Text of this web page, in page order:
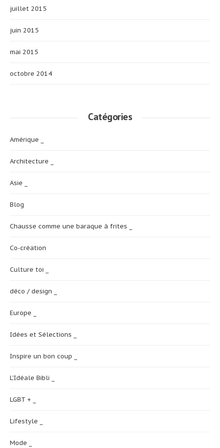
juillet 2015
juin 2015
mai 2015
octobre 2014
Catégories
Amérique _
Architecture _
Asie _
Blog
Chausse comme une baraque à frites _
Co-création
Culture toi _
déco / design _
Europe _
Idées et Sélections _
Inspire un bon coup _
L'Idéale Bibli _
LGBT + _
Lifestyle _
Mode _